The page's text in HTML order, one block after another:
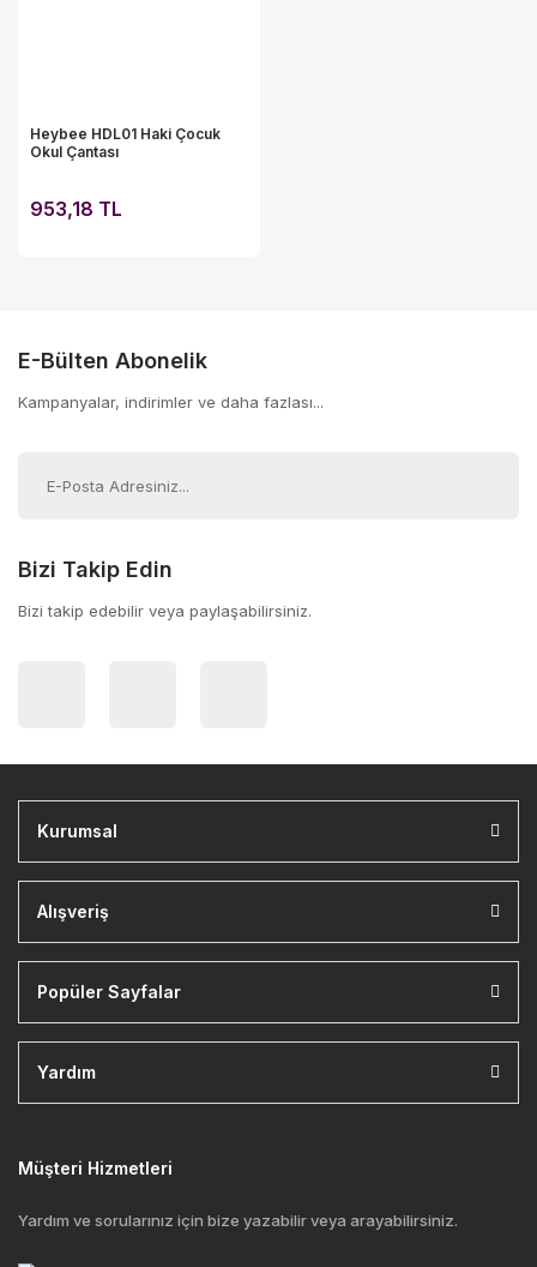
Heybee HDL01 Haki Çocuk
Okul Çantası
953,18 TL
E-Bülten Abonelik
Kampanyalar, indirimler ve daha fazlası...
Bizi Takip Edin
Bizi takip edebilir veya paylaşabilirsiniz.
Kurumsal
Alışveriş
Popüler Sayfalar
Yardım
Müşteri Hizmetleri
Yardım ve sorularınız için bize yazabilir veya arayabilirsiniz.